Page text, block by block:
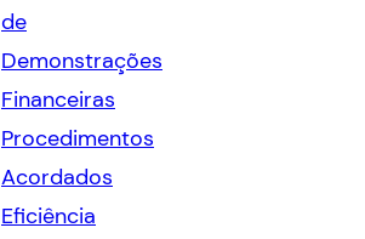
de
Demonstrações
Financeiras
Procedimentos
Acordados
Eficiência